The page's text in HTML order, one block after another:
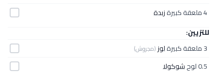
4 ملعقة كبيرة
زبدة
للتزيين:
3 ملعقة كبيرة
لوز (مجروش)
0.5 لوح شوكولا